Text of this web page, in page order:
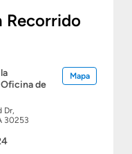
Recorrido
de
Dr,
30253
Mapa